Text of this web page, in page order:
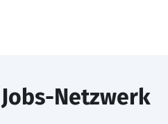
Jobs-Netzwerk